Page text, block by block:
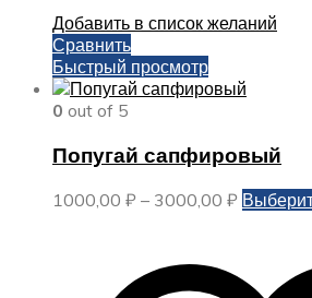
Добавить в список желаний
Сравнить
Быстрый просмотр
0 out of 5
Попугай сапфировый
1000,00 ₽ – 3000,00 ₽
3000,00 ₽